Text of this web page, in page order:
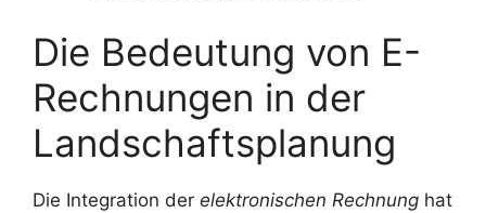
Die Bedeutung von E-
Rechnungen in der
Landschaftsplanung
Die Integration der elektronischen Rechnung hat